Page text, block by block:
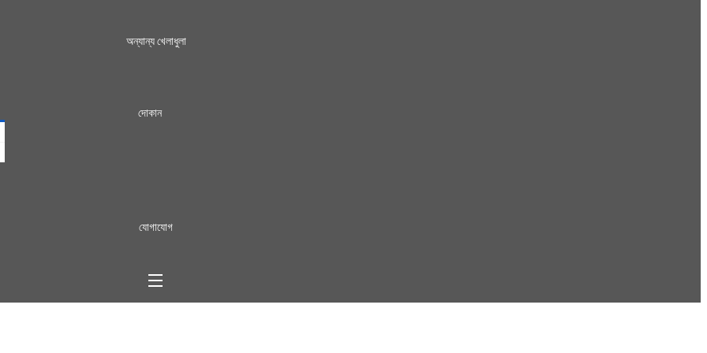
অন্যান্য খেলাধুলা
দোকান
যোগাযোগ